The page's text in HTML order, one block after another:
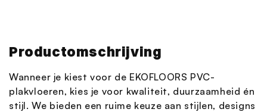
Productomschrijving
Wanneer je kiest voor de EKOFLOORS PVC-
plakvloeren, kies je voor kwaliteit, duurzaamheid én
stijl. We bieden een ruime keuze aan stijlen, designs